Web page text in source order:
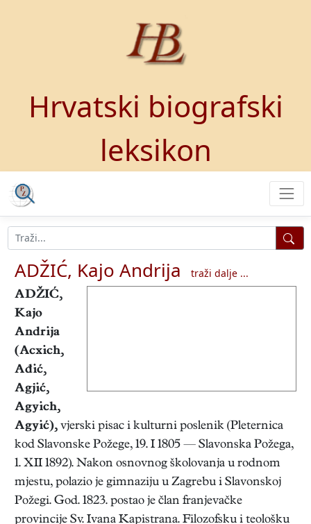
Hrvatski biografski
leksikon
ADŽIĆ, Kajo Andrija
traži dalje ...
ADŽIĆ,
Kajo
Andrija
(Acxich,
Ađić,
Agjić,
Agyich,
Agyić), vjerski pisac i kulturni poslenik (Pleternica
kod Slavonske Požege, 19. I 1805 — Slavonska Požega,
1. XII 1892). Nakon osnovnog školovanja u rodnom
mjestu, polazio je gimnaziju u Zagrebu i Slavonskoj
Požegi. God. 1823. postao je član franjevačke
provincije Sv. Ivana Kapistrana. Filozofsku i teološku